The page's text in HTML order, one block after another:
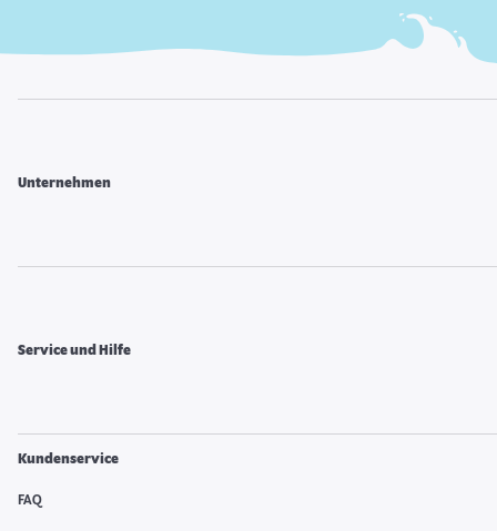
Unternehmen
Service und Hilfe
Kundenservice
FAQ